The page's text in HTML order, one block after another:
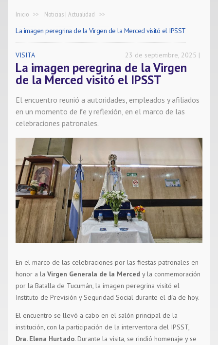
Filiales
App
Noticias
Contacto
Inicio
Noticias | Actualidad
La imagen peregrina de la Virgen de la Merced visitó el IPSST
23 de septiembre, 2025
VISITA
La imagen peregrina de la Virgen
de la Merced visitó el IPSST
El encuentro reunió a autoridades, empleados y afiliados
en un momento de fe y reflexión, en el marco de las
celebraciones patronales.
En el marco de las celebraciones por las fiestas patronales en
honor a la Virgen Generala de la Merced y la conmemoración
por la Batalla de Tucumán, la imagen peregrina visitó el
Instituto de Previsión y Seguridad Social durante el día de hoy.
El encuentro se llevó a cabo en el salón principal de la
institución, con la participación de la interventora del IPSST,
Dra. Elena Hurtado. Durante la visita, se rindió homenaje y se